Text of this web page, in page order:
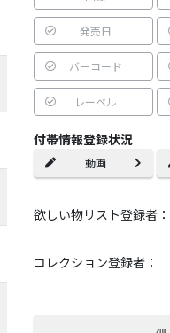
発売日
バーコード
レーベル
付帯情報登録状況
動画
欲しい物リスト登録者：
コレクション登録者：